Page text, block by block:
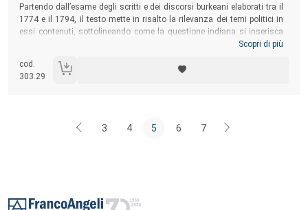
Sommario:
Partendo dall’esame degli scritti e dei discorsi burkeani elaborati tra il
1774 e il 1794, il testo mette in risalto la rilevanza dei temi politici in
essi contenuti, sottolineando come la questione indiana si inserisca
in una linea di continuità col resto della sua vastissima produzione. In
pensiero dell’irlandese, quali la rappresentanza, la sovranità, l’obbligo
politico, la tradizione, i diritti...
Scopri di più
cod.
303.29
3 4 5 6 7